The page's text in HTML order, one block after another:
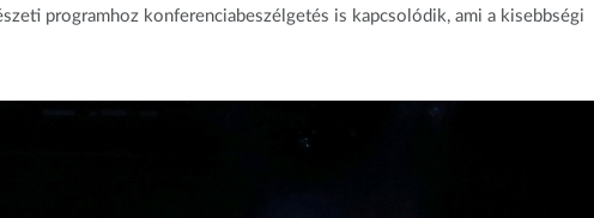
programhoz konferenciabeszélgetés is kapcsolódik, ami a kisebbségi